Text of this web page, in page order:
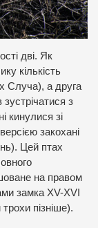
дві. Як
кількість
Случа), а друга
з
кинулися зі
закохані
Цей птах
на правом
замка XV-XVI
пізніше).